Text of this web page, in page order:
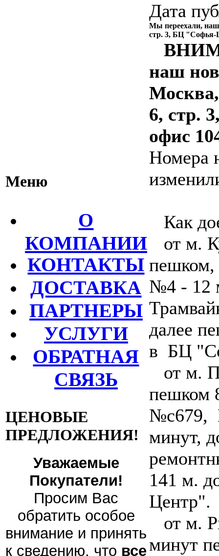
Меню
О
КОМПАНИИ
КОНТАКТЫ
ДОСТАВКА
ПАРТНЕРЫ
УСЛУГИ
ОБРАТНАЯ
СВЯЗЬ
ЦЕНОВЫЕ
ПРЕДЛОЖЕНИЯ!
Уважаемые
Покупатели!
Просим Вас
обратить особое
внимание и принять
к сведению, что все
Дата
Мы переехали, наш
стр. 3, БЦ "Софья-
наш
6, стр.
офис
Номера
Как
от м.
пешком,
№4 - 12
далее
в БЦ
от м.
пешком
№с679,
минут,
141 м.
Центр".
от м.
минут